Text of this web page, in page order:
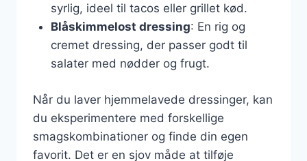
syrlig, ideel til tacos eller grillet kød.
Blåskimmelost dressing: En rig og
cremet dressing, der passer godt til
salater med nødder og frugt.
Når du laver hjemmelavede dressinger, kan
du eksperimentere med forskellige
smagskombinationer og finde din egen
favorit. Det er en sjov måde at tilføje